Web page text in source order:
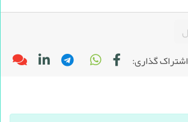
اشتراک گذاری: